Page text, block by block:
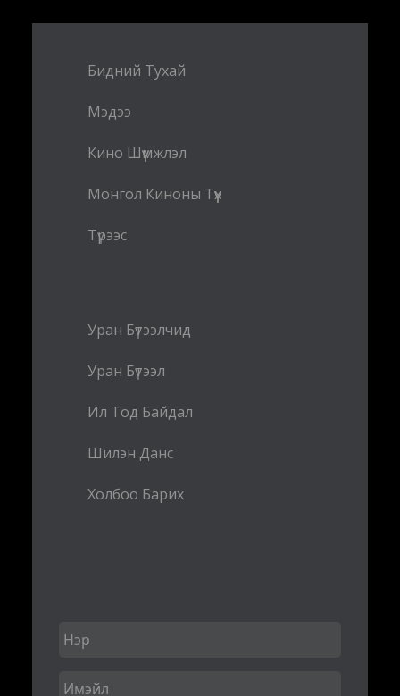
Бидний Тухай
Мэдээ
Кино Шүүмжлэл
Монгол Киноны Түүх
Түрээс
Уран Бүтээлчид
Уран Бүтээл
Ил Тод Байдал
Шилэн Данс
Холбоо Барих